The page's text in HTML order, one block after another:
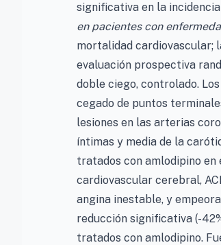
significativa en la
en pacientes con
mortalidad cardiovascular;
evaluación prospectiva
doble ciego, controlado.
cegado de puntos
lesiones en las arterias
íntimas y media de la
tratados con amlodipino
cardiovascular cerebral,
angina inestable, y
reducción significativa (-
tratados con amlodipino.